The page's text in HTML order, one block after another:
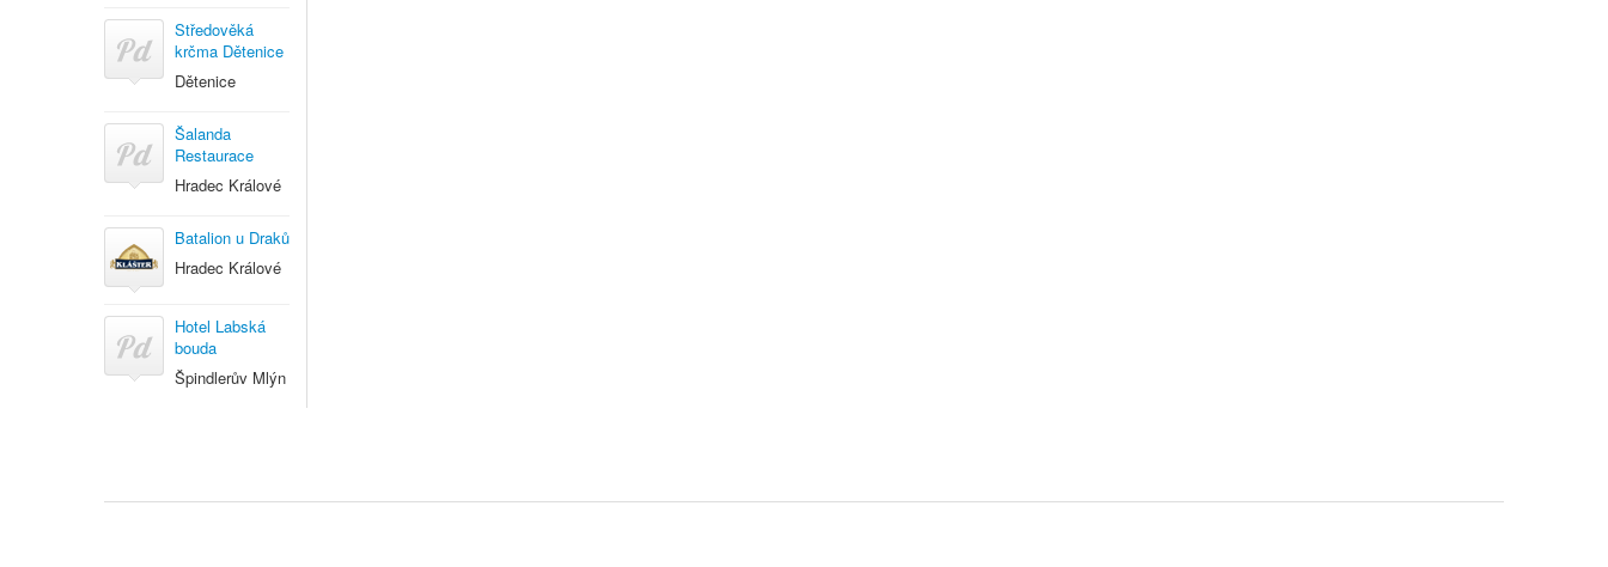
Středověká
krčma Dětenice
Dětenice
Šalanda
Restaurace
Hradec Králové
Batalion u Draků
Hradec Králové
Hotel Labská
bouda
Špindlerův Mlýn